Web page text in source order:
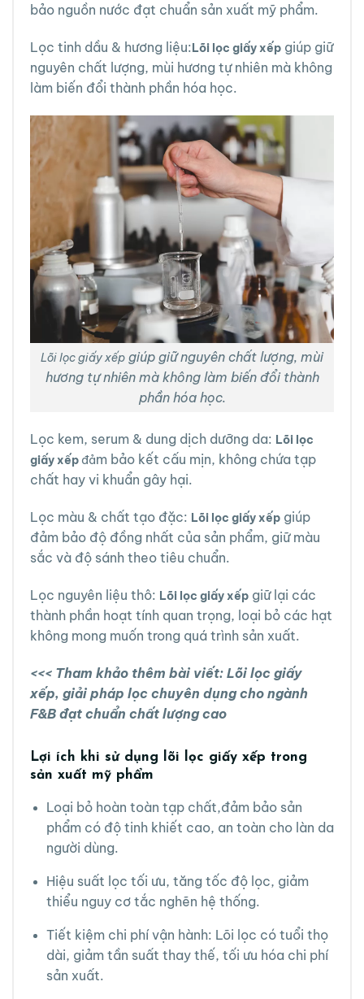
bảo nguồn nước đạt chuẩn sản xuất mỹ phẩm.
Lọc tinh dầu & hương liệu:Lõi lọc giấy xếp giúp giữ
nguyên chất lượng, mùi hương tự nhiên mà không
làm biến đổi thành phần hóa học.
Lõi lọc giấy xếp giúp giữ nguyên chất lượng, mùi
hương tự nhiên mà không làm biến đổi thành
phần hóa học.
Lọc kem, serum & dung dịch dưỡng da: Lõi lọc
giấy xếp đảm bảo kết cấu mịn, không chứa tạp
chất hay vi khuẩn gây hại.
Lọc màu & chất tạo đặc: Lõi lọc giấy xếp giúp
đảm bảo độ đồng nhất của sản phẩm, giữ màu
sắc và độ sánh theo tiêu chuẩn.
Lọc nguyên liệu thô: Lõi lọc giấy xếp giữ lại các
thành phần hoạt tính quan trọng, loại bỏ các hạt
không mong muốn trong quá trình sản xuất.
<<< Tham khảo thêm bài viết: Lõi lọc giấy
xếp, giải pháp lọc chuyên dụng cho ngành
F&B đạt chuẩn chất lượng cao
Lợi ích khi sử dụng lõi lọc giấy xếp trong
sản xuất mỹ phẩm
Loại bỏ hoàn toàn tạp chất,đảm bảo sản
phẩm có độ tinh khiết cao, an toàn cho làn da
người dùng.
Hiệu suất lọc tối ưu, tăng tốc độ lọc, giảm
thiểu nguy cơ tắc nghẽn hệ thống.
Tiết kiệm chi phí vận hành: Lõi lọc có tuổi thọ
dài, giảm tần suất thay thế, tối ưu hóa chi phí
sản xuất.